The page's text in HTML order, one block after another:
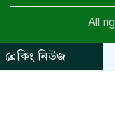
All
ব্রেকিং নিউজ